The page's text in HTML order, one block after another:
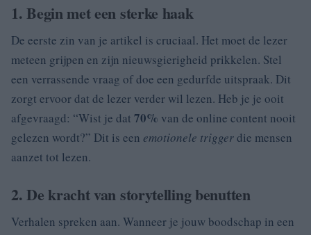
1. Begin met een sterke haak
De eerste zin van je artikel is cruciaal. Het moet de lezer
meteen grijpen en zijn nieuwsgierigheid prikkelen. Stel
een verrassende vraag of doe een gedurfde uitspraak. Dit
zorgt ervoor dat de lezer verder wil lezen. Heb je je ooit
afgevraagd: “Wist je dat 70% van de online content nooit
gelezen wordt?” Dit is een emotionele triggerdie mensen
aanzet tot lezen.
2. De kracht van storytelling benutten
Verhalen spreken aan. Wanneer je jouw boodschap in een